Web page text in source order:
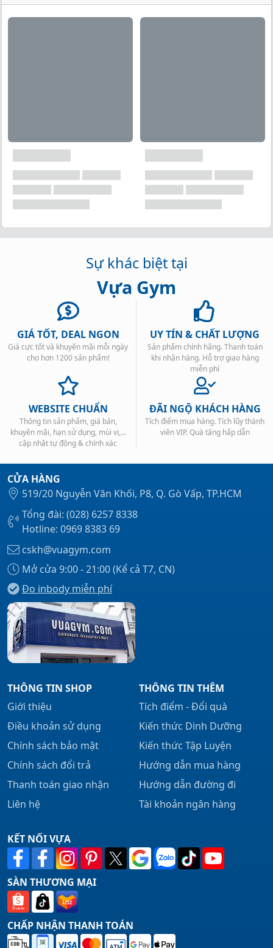
Sự khác biệt tại
Vựa Gym
GIÁ TỐT, DEAL NGON
Giá cực tốt và khuyến mãi mỗi ngày
cho hơn 1200 sản phẩm!
UY TÍN & CHẤT LƯỢNG
Sản phẩm chính hãng. Thanh toán
khi nhận hàng. Hỗ trợ giao hàng
miễn phí
WEBSITE CHUẨN
Thông tin sản phẩm, giá bán,
khuyến mãi, hạn sử dụng, mùi vị,...
cập nhật tự động & chính xác
ĐÃI NGỘ KHÁCH HÀNG
Tích điểm mua hàng. Tích lũy thành
viên VIP. Quà tặng hấp dẫn
CỬA HÀNG
519/20 Nguyễn Văn Khối, P8, Q. Gò Vấp, TP.HCM
Tổng đài: (028) 6257 8338
Hotline: 0969 8383 69
cskh@vuagym.com
Mở cửa 9:00 - 21:00 (Kể cả T7, CN)
Đo inbody miễn phí
THÔNG TIN SHOP
Giới thiệu
Điều khoản sử dụng
Chính sách bảo mật
Chính sách đổi trả
Thanh toán giao nhận
Liên hệ
THÔNG TIN THÊM
Tích điểm - Đổi quà
Kiến thức Dinh Dưỡng
Kiến thức Tập Luyện
Hướng dẫn mua hàng
Hướng dẫn đường đi
Tài khoản ngân hàng
KẾT NỐI VỰA
SÀN THƯƠNG MẠI
CHẤP NHẬN THANH TOÁN